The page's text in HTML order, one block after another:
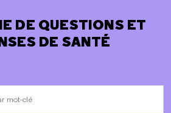
DE QUESTIONS ET
DE SANTÉ